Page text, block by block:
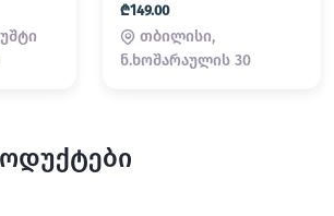
₾149.00
თბილისი,
ნ.ხოშარაულის 30